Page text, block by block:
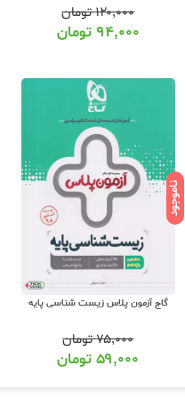
۱۲۰,۰۰۰تومان
۹۴,۰۰۰ تومان
ناموجود
گاج آزمون پلاس زیست شناسی پایه
۷۵,۰۰۰تومان
۵۹,۰۰۰تومان